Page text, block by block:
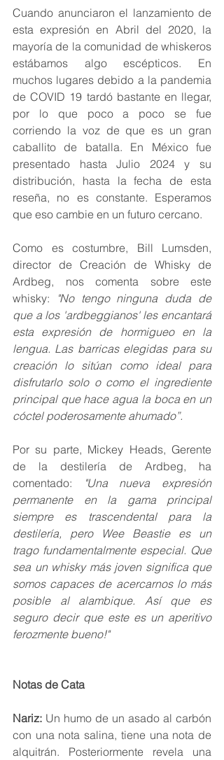
Cuando anunciaron el lanzamiento de
esta expresión en Abril del 2020, la
mayoría de la comunidad de whiskeros
estábamos algo escépticos. En
muchos lugares debido a la pandemia
de COVID 19 tardó bastante en llegar,
por lo que poco a poco se fue
corriendo la voz de que es un gran
caballito de batalla. En México fue
presentado hasta Julio 2024 y su
distribución, hasta la fecha de esta
reseña, no es constante. Esperamos
que eso cambie en un futuro cercano.
Como es costumbre, Bill Lumsden,
director de Creación de Whisky de
Ardbeg, nos comenta sobre este
whisky:
"No tengo ninguna duda de
que a los 'ardbeggianos' les encantará
esta expresión de hormigueo en la
lengua. Las barricas elegidas para su
creación lo sitúan como ideal para
disfrutarlo solo o como el ingrediente
principal que hace agua la boca en un
cóctel poderosamente ahumado”.
Por su parte, Mickey Heads, Gerente
de la destilería de Ardbeg, ha
comentado:
"Una nueva expresión
permanente en la gama principal
siempre es trascendental para la
destilería, pero Wee Beastie es un
trago fundamentalmente especial. Que
sea un whisky más joven significa que
somos capaces de acercarnos lo más
posible al alambique. Así que es
seguro decir que este es un aperitivo
ferozmente bueno!"
Notas de Cata
Nariz: Un humo de un asado al carbón
con una nota salina, tiene una nota de
alquitrán. Posteriormente revela una